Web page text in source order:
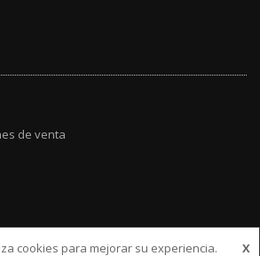
de venta
cookies para mejorar su experiencia. X